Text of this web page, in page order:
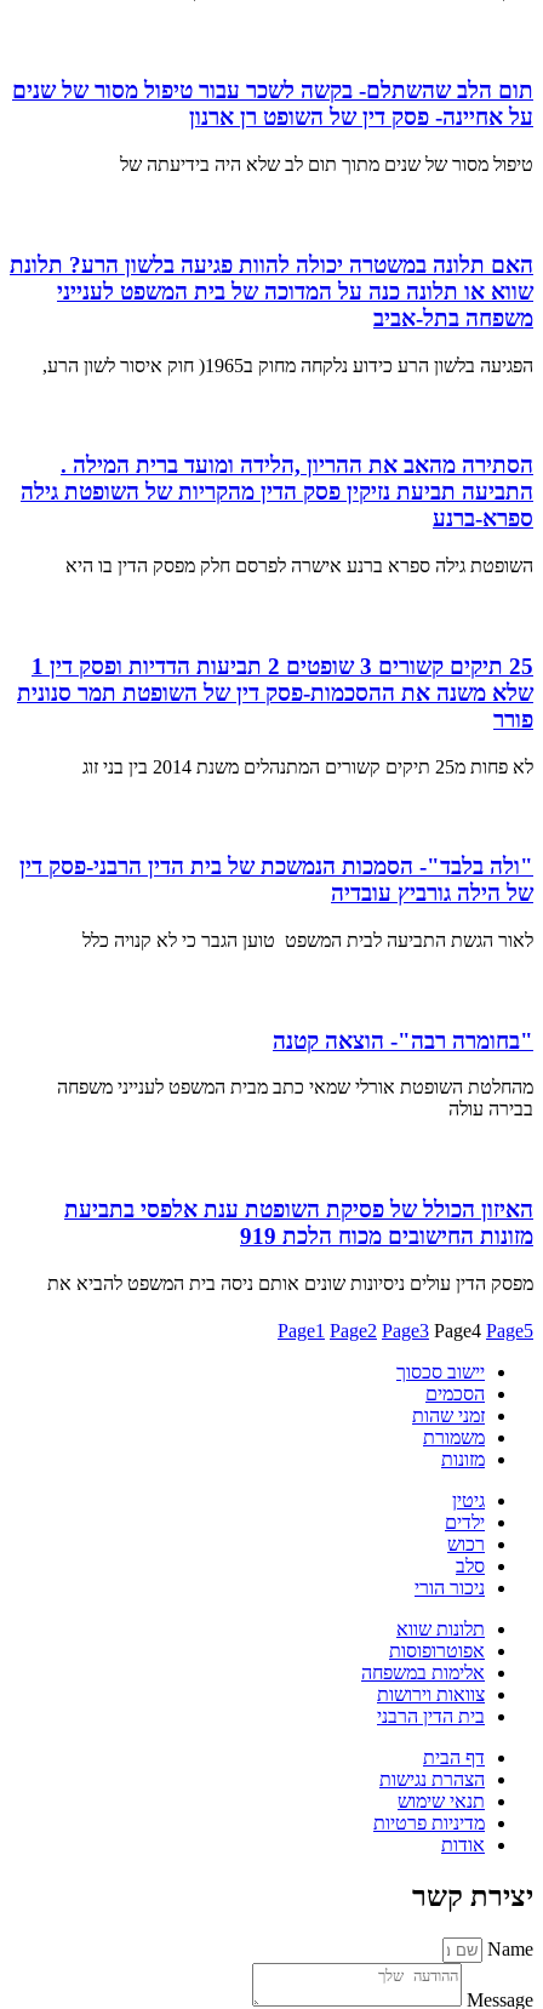
תום הלב שהשתלם- בקשה לשכר עבור טיפול מסור של שנים
על אחיינה- פסק דין של השופט רן ארנון
טיפול מסור של שנים מתוך תום לב שלא היה בידיעתה של
האם תלונה במשטרה יכולה להוות פגיעה בלשון הרע? תלונת
שווא או תלונה כנה על המדוכה של בית המשפט לענייני
משפחה בתל-אביב
הפגיעה בלשון הרע כידוע נלקחה מחוק ב1965( חוק איסור לשון הרע,
הסתירה מהאב את ההריון ,הלידה ומועד ברית המילה .
התביעה תביעת נזיקין פסק הדין מהקריות של השופטת גילה
ספרא-ברנע
השופטת גילה ספרא ברנע אישרה לפרסם חלק מפסק הדין בו היא
25 תיקים קשורים 3 שופטים 2 תביעות הדדיות ופסק דין 1
שלא משנה את ההסכמות-פסק דין של השופטת תמר סנונית
פורר
לא פחות מ25 תיקים קשורים המתנהלים משנת 2014 בין בני זוג
"ולה בלבד"- הסמכות הנמשכת של בית הדין הרבני-פסק דין
של הילה גורביץ עובדיה
לאור הגשת התביעה לבית המשפט טוען הגבר כי לא קנויה כלל
"בחומרה רבה"- הוצאה קטנה
מהחלטת השופטת אורלי שמאי כתב מבית המשפט לענייני משפחה
בבירה עולה
האיזון הכולל של פסיקת השופטת ענת אלפסי בתביעת
מזונות החישובים מכוח הלכת 919
מפסק הדין עולים ניסיונות שונים אותם ניסה בית המשפט להביא את
Page1 Page2 Page3 Page4 Page5
יישוב סכסוך
הסכמים
זמני שהות
משמורת
מזונות
גיטין
ילדים
רכוש
סלב
ניכור הורי
תלונות שווא
אפוטרופוסות
אלימות במשפחה
צוואות וירושות
בית הדין הרבני
דף הבית
הצהרת נגישות
תנאי שימוש
מדיניות פרטיות
אודות
יצירת קשר
Name
Message